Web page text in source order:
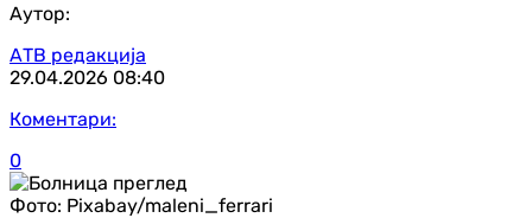
Аутор:
АТВ редакција
29.04.2026 08:40
Коментари:
0
Фото: Pixabay/maleni_ferrari